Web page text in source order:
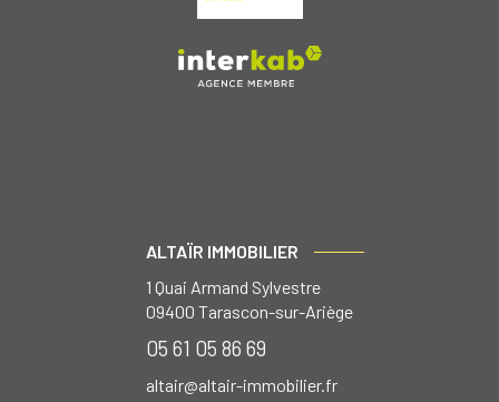
ALTAÏR IMMOBILIER
1 Quai Armand Sylvestre
09400 Tarascon-sur-Ariège
05 61 05 86 69
altair@altair-immobilier.fr